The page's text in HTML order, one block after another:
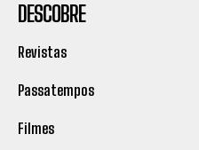
DESCOBRE
Revistas
Passatempos
Filmes